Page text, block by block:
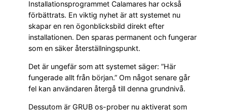
Installationsprogrammet Calamares har också
förbättrats. En viktig nyhet är att systemet nu
skapar en ren ögonblicksbild direkt efter
installationen. Den sparas permanent och fungerar
som en säker återställningspunkt.
Det är ungefär som att systemet säger: ”Här
fungerade allt från början.” Om något senare går
fel kan användaren återgå till denna grundnivå.
Dessutom är GRUB os-prober nu aktiverat som